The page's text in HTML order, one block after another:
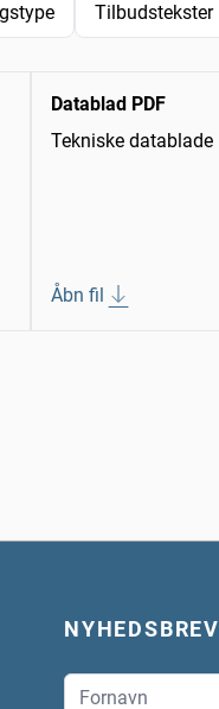
Tilbudstekster
Datablad PDF
Tekniske datablade
Åbn fil
NYHEDSBREV